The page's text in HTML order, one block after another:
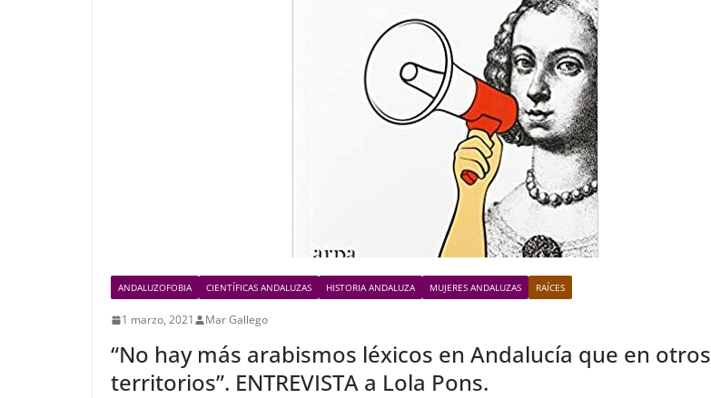
ANDALUZOFOBIA CIENTÍFICAS ANDALUZAS HISTORIA ANDALUZA MUJERES ANDALUZAS RAÍCES
1 marzo, 2021 Mar Gallego
“No hay más arabismos léxicos en Andalucía que en otros
territorios”. ENTREVISTA a Lola Pons.